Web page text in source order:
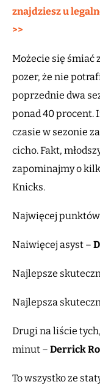
znajdziesz u
>>
Możecie się śmiać
pozer, że nie
poprzednie dwa
ponad 40 procent.
czasie w sezonie
cicho. Fakt,
zapominajmy o
Knicks.
Najwięcej
Naiwięcej asyst –
Najlepsze
Najlepsza
Drugi na liście
minut – Derrick
To wszystko ze